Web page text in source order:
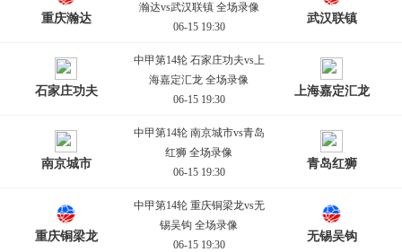
重庆瀚达
瀚达vs武汉联镇 全场录像
06-15 19:30
武汉联镇
石家庄功夫
中甲第14轮 石家庄功夫vs上
海嘉定汇龙 全场录像
06-15 19:30
上海嘉定汇龙
南京城市
中甲第14轮 南京城市vs青岛
红狮 全场录像
06-15 19:30
青岛红狮
重庆铜梁龙
中甲第14轮 重庆铜梁龙vs无
锡吴钩 全场录像
06-15 19:30
无锡吴钩